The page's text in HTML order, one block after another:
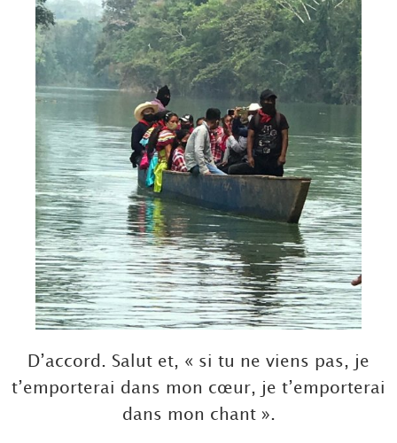
D’accord. Salut et, « si tu ne viens pas, je
t’emporterai dans mon cœur, je t’emporterai
dans mon chant ».